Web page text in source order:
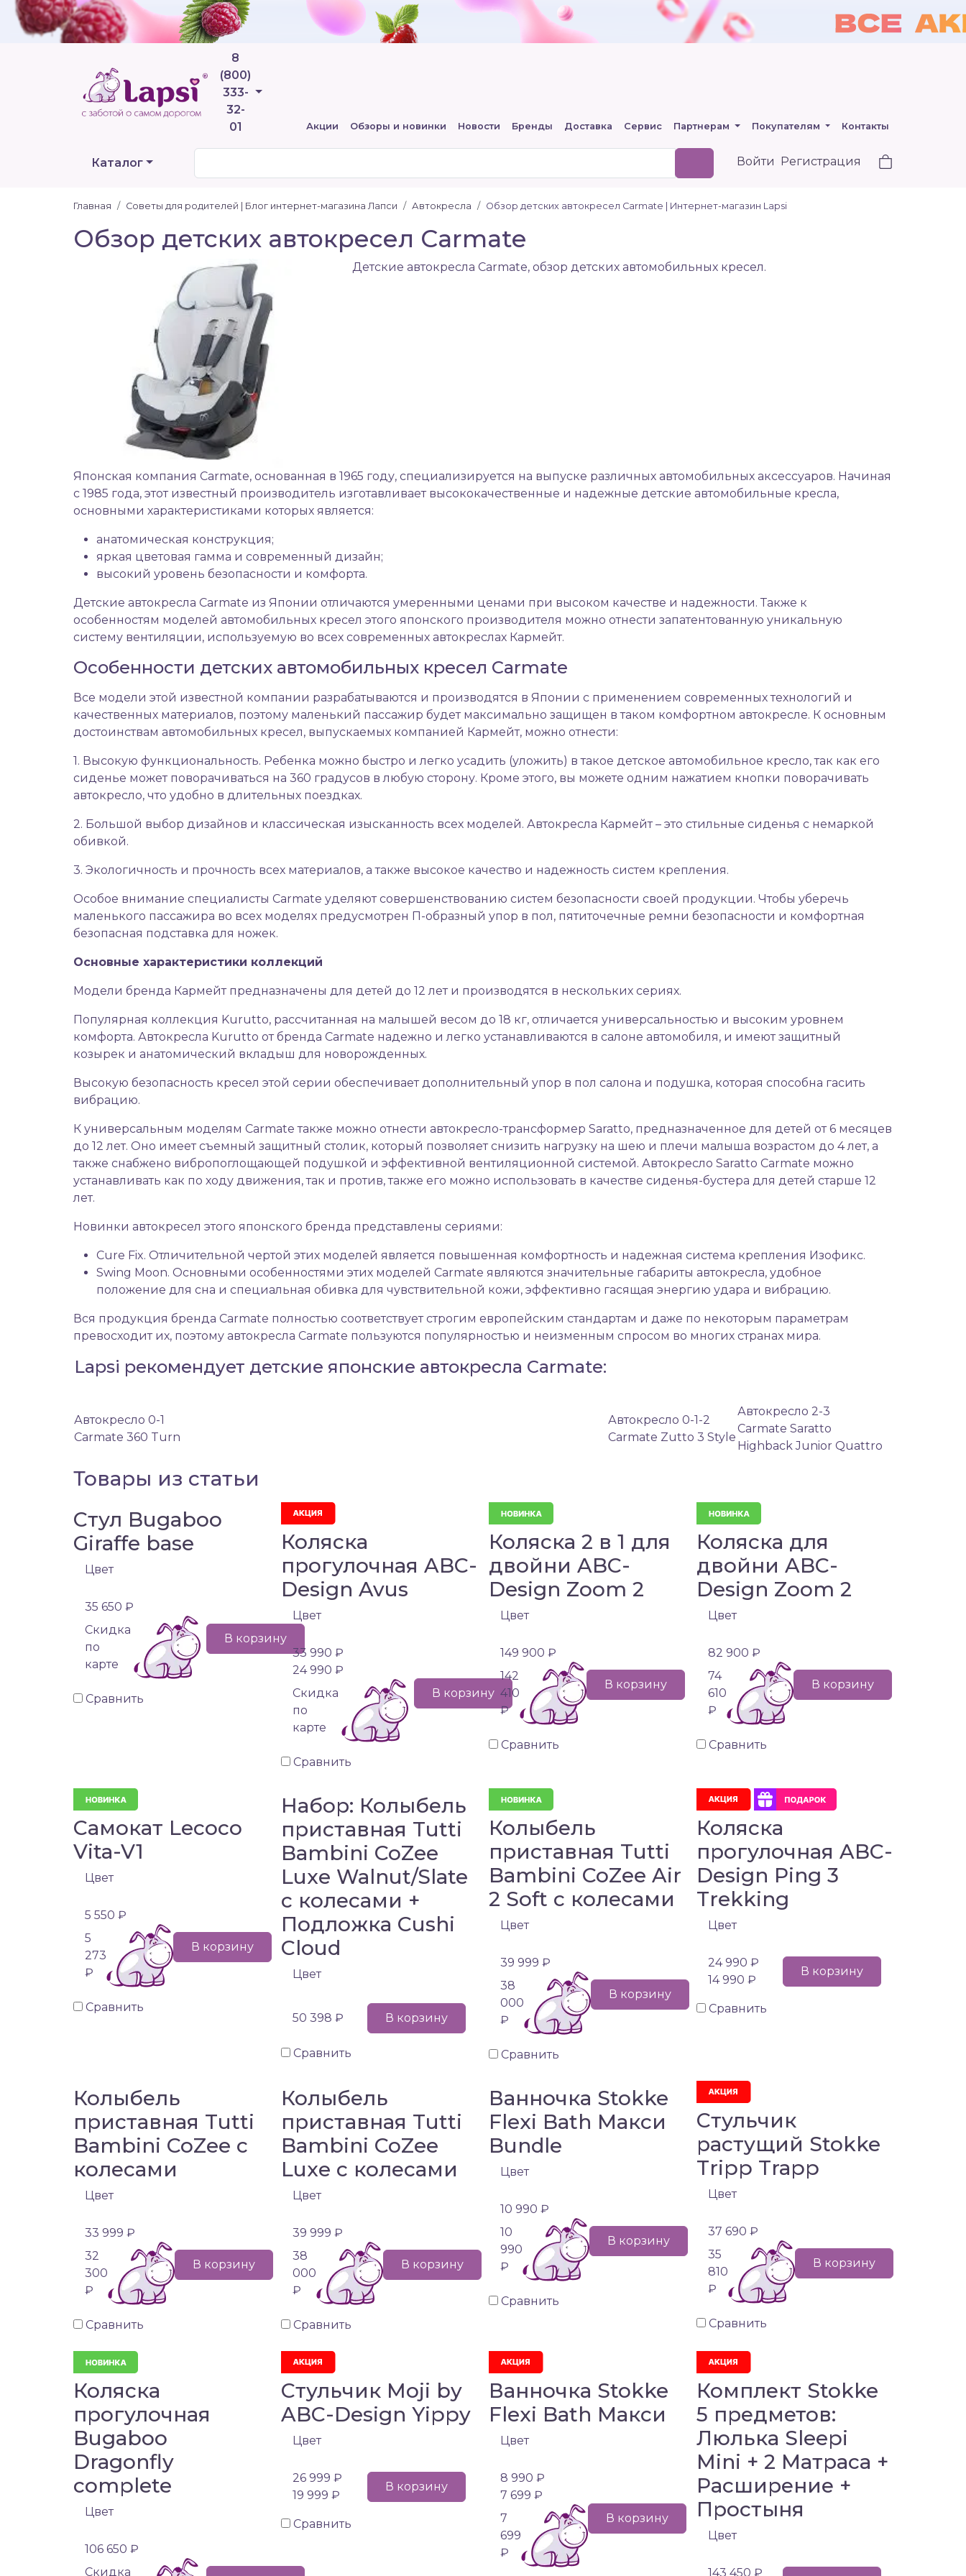
8
(800)
333-
32-
01
Телефоны
Акции Обзоры и новинки Новости Бренды Доставка Сервис Партнерам Покупателям Контакты
Каталог Войти Регистрация
Главная Советы для родителей | Блог интернет-магазина Лапси Автокресла Обзор детских автокресел Carmate | Интернет-магазин Lapsi
Обзор детских автокресел Carmate
Детские автокресла Carmate, обзор детских автомобильных кресел.
Японская компания Carmate, основанная в 1965 году, специализируется на выпуске различных автомобильных аксессуаров. Начиная
с 1985 года, этот известный производитель изготавливает высококачественные и надежные детские автомобильные кресла,
основными характеристиками которых является:
анатомическая конструкция;
яркая цветовая гамма и современный дизайн;
высокий уровень безопасности и комфорта.
Детские автокресла Carmate из Японии отличаются умеренными ценами при высоком качестве и надежности. Также к
особенностям моделей автомобильных кресел этого японского производителя можно отнести запатентованную уникальную
систему вентиляции, используемую во всех современных автокреслах Кармейт.
Особенности детских автомобильных кресел Carmate
Все модели этой известной компании разрабатываются и производятся в Японии с применением современных технологий и
качественных материалов, поэтому маленький пассажир будет максимально защищен в таком комфортном автокресле. К основным
достоинствам автомобильных кресел, выпускаемых компанией Кармейт, можно отнести:
1. Высокую функциональность. Ребенка можно быстро и легко усадить (уложить) в такое детское автомобильное кресло, так как его
сиденье может поворачиваться на 360 градусов в любую сторону. Кроме этого, вы можете одним нажатием кнопки поворачивать
автокресло, что удобно в длительных поездках.
2. Большой выбор дизайнов и классическая изысканность всех моделей. Автокресла Кармейт – это стильные сиденья с немаркой
обивкой.
3. Экологичность и прочность всех материалов, а также высокое качество и надежность систем крепления.
Особое внимание специалисты Carmate уделяют совершенствованию систем безопасности своей продукции. Чтобы уберечь
маленького пассажира во всех моделях предусмотрен П-образный упор в пол, пятиточечные ремни безопасности и комфортная
безопасная подставка для ножек.
Основные характеристики коллекций
Модели бренда Кармейт предназначены для детей до 12 лет и производятся в нескольких сериях.
Популярная коллекция Kurutto, рассчитанная на малышей весом до 18 кг, отличается универсальностью и высоким уровнем
комфорта. Автокресла Kurutto от бренда Carmate надежно и легко устанавливаются в салоне автомобиля, и имеют защитный
козырек и анатомический вкладыш для новорожденных.
Высокую безопасность кресел этой серии обеспечивает дополнительный упор в пол салона и подушка, которая способна гасить
вибрацию.
К универсальным моделям Carmate также можно отнести автокресло-трансформер Saratto, предназначенное для детей от 6 месяцев
до 12 лет. Оно имеет съемный защитный столик, который позволяет снизить нагрузку на шею и плечи малыша возрастом до 4 лет, а
также снабжено вибропоглощающей подушкой и эффективной вентиляционной системой. Автокресло Saratto Carmate можно
устанавливать как по ходу движения, так и против, также его можно использовать в качестве сиденья-бустера для детей старше 12
лет.
Новинки автокресел этого японского бренда представлены сериями:
Cure Fix. Отличительной чертой этих моделей является повышенная комфортность и надежная система крепления Изофикс.
Swing Moon. Основными особенностями этих моделей Carmate являются значительные габариты автокресла, удобное
положение для сна и специальная обивка для чувствительной кожи, эффективно гасящая энергию удара и вибрацию.
Вся продукция бренда Carmate полностью соответствует строгим европейским стандартам и даже по некоторым параметрам
превосходит их, поэтому автокресла Carmate пользуются популярностью и неизменным спросом во многих странах мира.
Lapsi рекомендует детские японские автокресла Carmate:
Автокресло 0-1
Carmate 360 Turn
Автокресло 0-1-2
Carmate Zutto 3 Style
Автокресло 2-3
Carmate Saratto
Highback Junior Quattro
Товары из статьи
Стул Bugaboo
Giraffe base
Цвет
35 650 ₽
Cкидка
по
карте
В корзину
Сравнить
Коляска
прогулочная ABC-
Design Avus
Цвет
33 990 ₽
24 990 ₽
Cкидка
по
карте
В корзину
Сравнить
Коляска 2 в 1 для
двойни ABC-
Design Zoom 2
Цвет
149 900 ₽
142
410
₽
В корзину
Сравнить
Коляска для
двойни ABC-
Design Zoom 2
Цвет
82 900 ₽
74
610
₽
В корзину
Сравнить
Самокат Lecoco
Vita-V1
Цвет
5 550 ₽
5
273
₽
В корзину
Сравнить
Набор: Колыбель
приставная Tutti
Bambini CoZee
Luxe Walnut/Slate
с колесами +
Подложка Cushi
Cloud
Цвет
50 398 ₽ В корзину
Сравнить
Колыбель
приставная Tutti
Bambini CoZee Air
2 Soft c колесами
Цвет
39 999 ₽
38
000
₽
В корзину
Сравнить
Коляска
прогулочная ABC-
Design Ping 3
Trekking
Цвет
24 990 ₽
14 990 ₽
В корзину
Сравнить
Колыбель
приставная Tutti
Bambini CoZee с
колесами
Цвет
33 999 ₽
32
300
₽
В корзину
Сравнить
Колыбель
приставная Tutti
Bambini CoZee
Luxe с колесами
Цвет
39 999 ₽
38
000
₽
В корзину
Сравнить
Ванночка Stokke
Flexi Bath Макси
Bundle
Цвет
10 990 ₽
10
990
₽
В корзину
Сравнить
Стульчик
растущий Stokke
Tripp Trapp
Цвет
37 690 ₽
35
810
₽
В корзину
Сравнить
Коляска
прогулочная
Bugaboo
Dragonfly
complete
Цвет
106 650 ₽
Cкидка
Стульчик Moji by
ABC-Design Yippy
Цвет
26 999 ₽
19 999 ₽
В корзину
Сравнить
Ванночка Stokke
Flexi Bath Макси
Цвет
8 990 ₽
7 699 ₽
7
699
₽
В корзину
Комплект Stokke
5 предметов:
Люлька Sleepi
Mini + 2 Матраса +
Расширение +
Простыня
Цвет
143 450 ₽